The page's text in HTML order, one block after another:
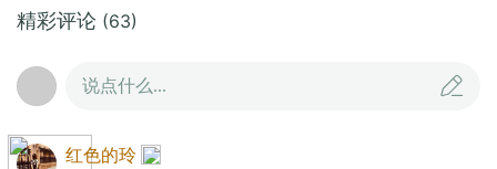
精彩评论 (63)
说点什么...
红色的玲